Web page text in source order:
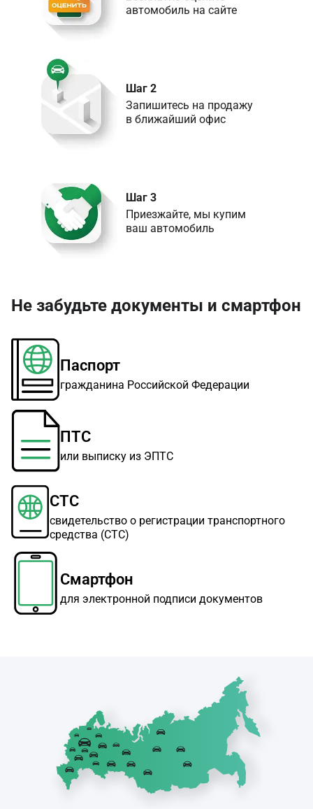
Шаг 2
Запишитесь на продажу
в ближайший офис
Шаг 3
Приезжайте, мы купим
ваш автомобиль
Не забудьте документы и смартфон
Паспорт
гражданина Российской Федерации
ПТС
или выписку из ЭПТС
СТС
свидетельство о регистрации транспортного
средства (СТС)
Смартфон
для электронной подписи документов